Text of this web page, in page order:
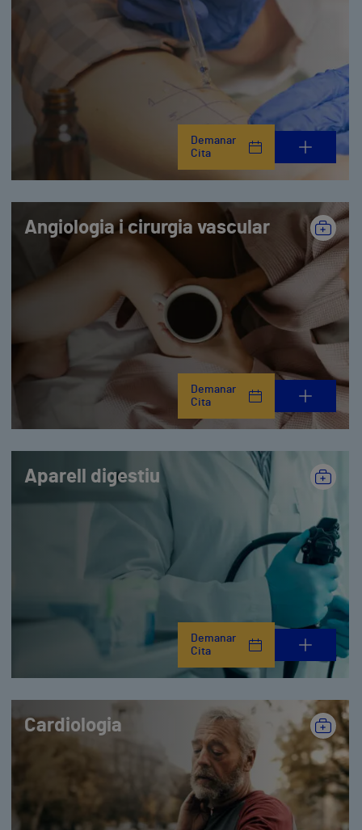
Demanar
Cita
Angiologia i cirurgia vascular
Demanar
Cita
Aparell digestiu
Demanar
Cita
Cardiologia